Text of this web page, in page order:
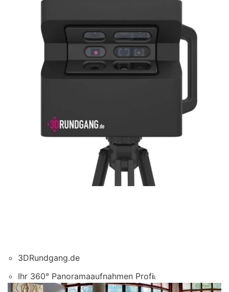
3DRundgang.de
Ihr 360° Panoramaaufnahmen Profi.